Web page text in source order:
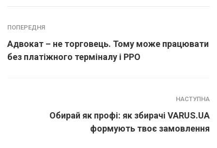
ПОПЕРЕДНЯ
Адвокат – не торговець. Тому може працювати
без платіжного терміналу і РРО
НАСТУПНА
Обирай як профі: як збирачі VARUS.UA
формують твоє замовлення